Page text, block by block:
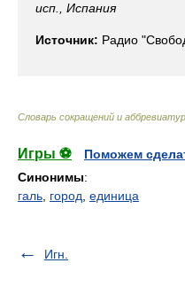
исп., Испания
Источник: Радио
Словарь сокращений и аббревиатур
Игры ⚽
Поможем
Синонимы:
галь город единица
Игн.